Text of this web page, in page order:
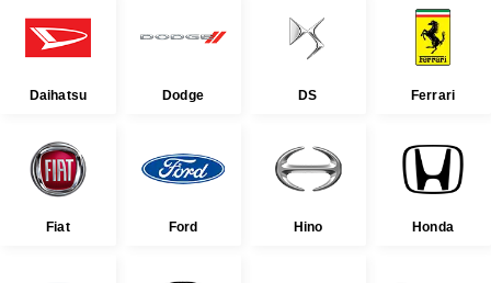
Daihatsu Dodge DS Ferrari
Fiat Ford Hino Honda